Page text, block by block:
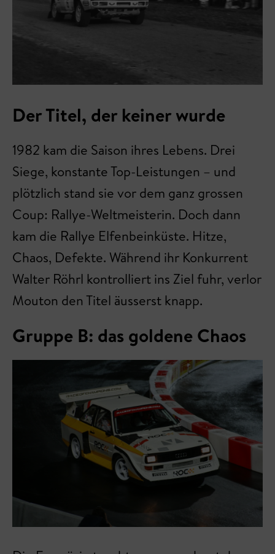
Der Titel, der keiner wurde
1982 kam die Saison ihres Lebens. Drei
Siege, konstante Top-Leistungen – und
plötzlich stand sie vor dem ganz grossen
Coup: Rallye-Weltmeisterin. Doch dann
kam die Rallye Elfenbeinküste. Hitze,
Chaos, Defekte. Während ihr Konkurrent
Walter Röhrl kontrolliert ins Ziel fuhr, verlor
Mouton den Titel äusserst knapp.
Gruppe B: das goldene Chaos